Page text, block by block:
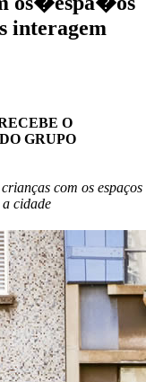
interagem
O
GRUPO
com os espaços
cidade